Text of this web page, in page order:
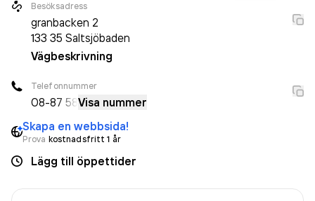
Besöksadress
granbacken 2
133 35 Saltsjöbaden
Vägbeskrivning
Telefonnummer
08-87 58Visa nummer
Skapa en webbsida!
Prova kostnadsfritt 1 år
Lägg till öppettider